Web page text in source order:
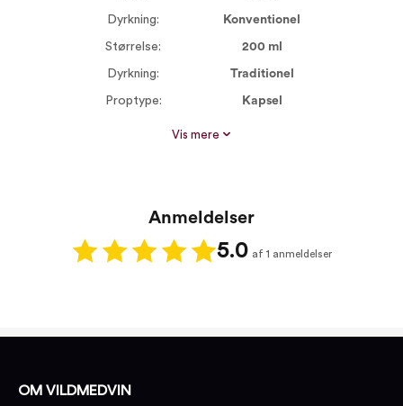
Dyrkning: Konventionel
Størrelse: 200 ml
Dyrkning: Traditionel
Proptype: Kapsel
Vis mere
Anmeldelser
5.0 af 1 anmeldelser
OM VILDMEDVIN